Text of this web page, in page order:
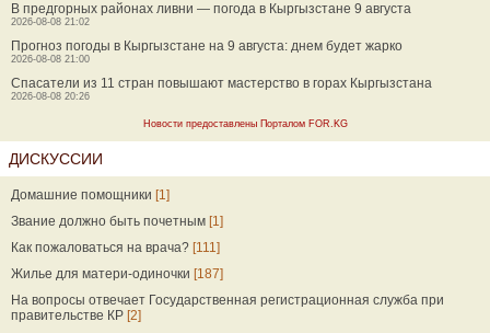
В предгорных районах ливни — погода в Кыргызстане 9 августа
2026-08-08 21:02
Прогноз погоды в Кыргызстане на 9 августа: днем будет жарко
2026-08-08 21:00
Спасатели из 11 стран повышают мастерство в горах Кыргызстана
2026-08-08 20:26
Новости предоставлены Порталом FOR.KG
ДИСКУССИИ
Домашние помощники [1]
Звание должно быть почетным [1]
Как пожаловаться на врача? [111]
Жилье для матери-одиночки [187]
На вопросы отвечает Государственная регистрационная служба при
правительстве КР [2]